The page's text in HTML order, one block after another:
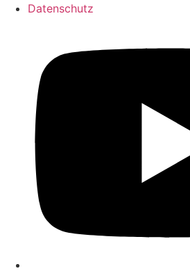
Datenschutz